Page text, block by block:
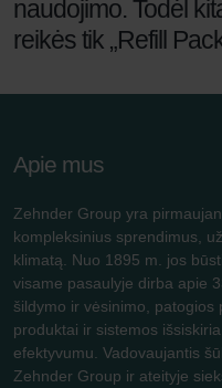
naudojimo. Todėl
reikės tik „Refill
Apie mus
Zehnder Group yra
kompleksinius sprendimus,
klimatą. Nuo 1895 m. jos
visame pasaulyje dirba apie
šildymo ir vėsinimo,
produktai ir sistemos
efektyvumu. Vadovaujantis
Zehnder Group ir ateityje